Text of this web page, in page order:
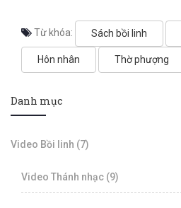
Từ khóa: Sách bồi linh
Hôn nhân Thờ phượng
Danh mục
Video Bồi linh (7)
Video Thánh nhạc (9)